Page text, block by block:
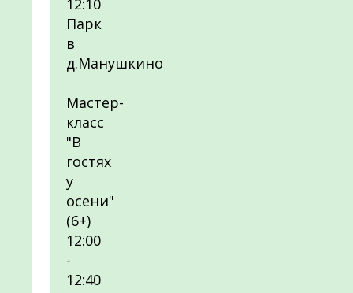
12:10
Парк
в
д.Манушкино
Мастер-
класс
"В
гостях
у
осени"
(6+)
12:00
-
12:40